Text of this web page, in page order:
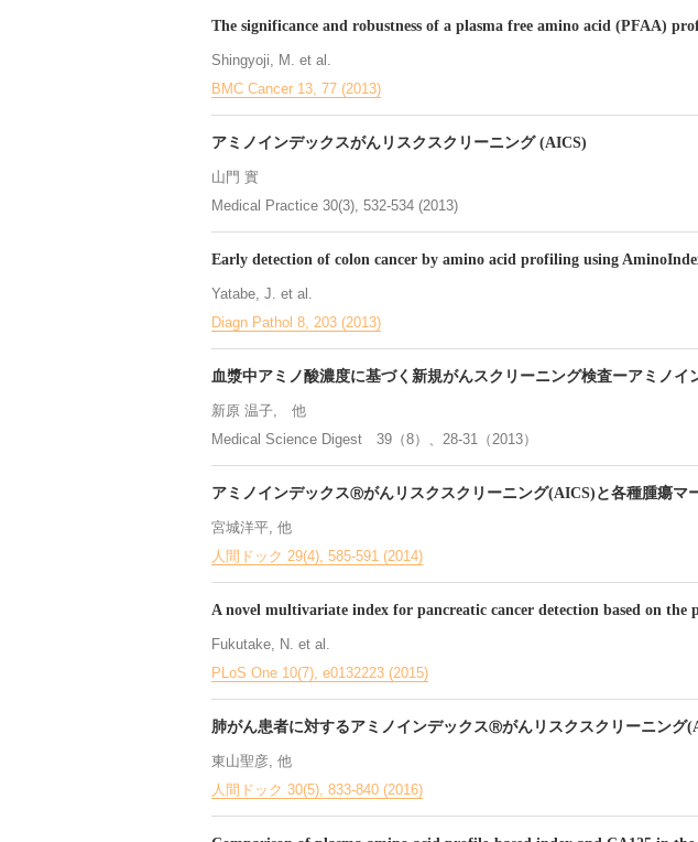
The significance and robustness of a plasma free amino acid (PFAA)
Shingyoji, M. et al.
BMC Cancer 13, 77 (2013)
アミノインデックスがんリスクスクリーニング (AICS)
山門 實
Medical Practice 30(3), 532-534 (2013)
Early detection of colon cancer by amino acid profiling using
Yatabe, J. et al.
Diagn Pathol 8, 203 (2013)
血漿中アミノ酸濃度に基づく新規がんスクリーニング検査ーアミノイ
新原 温子, 他
Medical Science Digest 39（8）、28-31（2013）
アミノインデックスⓇがんリスクスクリーニング(AICS)と各種腫瘍マ
宮城洋平, 他
人間ドック 29(4), 585-591 (2014)
A novel multivariate index for pancreatic cancer detection based on the
Fukutake, N. et al.
PLoS One 10(7), e0132223 (2015)
肺がん患者に対するアミノインデックスⓇがんリスクスクリーニング
東山聖彦, 他
人間ドック 30(5), 833-840 (2016)